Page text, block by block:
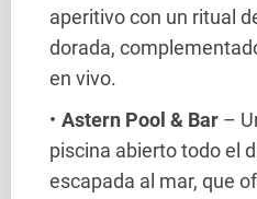
aperitivo con un ritual
dorada,
en vivo.
Astern Pool & Bar –
piscina abierto todo el
escapada al mar, que